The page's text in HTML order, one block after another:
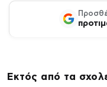
Εκτός από τα